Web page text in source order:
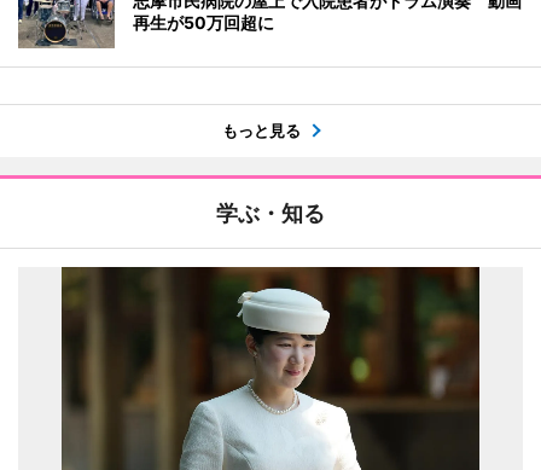
再生が50万回超に
もっと見る
学ぶ・知る